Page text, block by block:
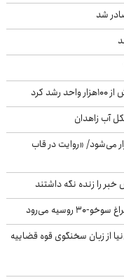
شد
کرد
آب زاهدان
می‌شود/ «روایت در قاب
خبر را زنده نگه داشتند
می‌رود
از زبان سخنگوی قوه قضاییه